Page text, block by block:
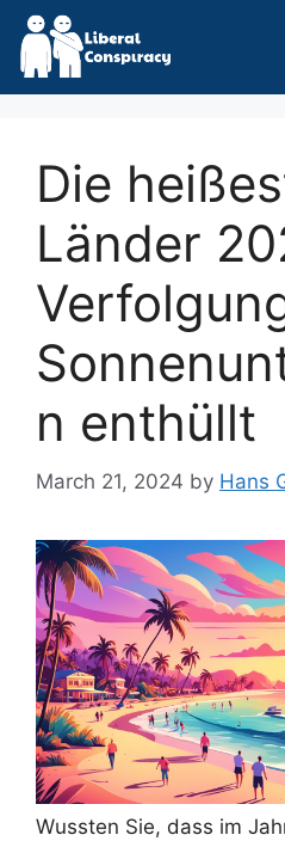
Skip
content
Die
Länder
n enthüllt
March 21, 2024 by Hans
Wussten Sie, dass im